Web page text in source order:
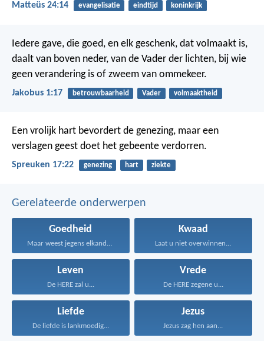
Matteüs 24:14 evangelisatie eindtijd koninkrijk
Iedere gave, die goed, en elk geschenk, dat volmaakt is,
daalt van boven neder, van de Vader der lichten, bij wie
geen verandering is of zweem van ommekeer.
Jakobus 1:17 betrouwbaarheid Vader volmaaktheid
Een vrolijk hart bevordert de genezing, maar een
verslagen geest doet het gebeente verdorren.
Spreuken 17:22 genezing hart ziekte
Gerelateerde onderwerpen
Goedheid
Maar weest jegens elkander...
Kwaad
Laat u niet overwinnen...
Leven
De HERE zal u...
Vrede
De HERE zegene u...
Liefde
De liefde is lankmoedig...
Jezus
Jezus zag hen aan...